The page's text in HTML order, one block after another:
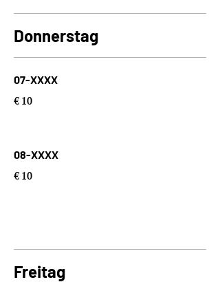
Donnerstag
07-XXXX
€ 10
08-XXXX
€ 10
Freitag